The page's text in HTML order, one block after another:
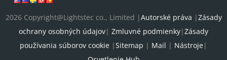
2026 Copyright@Lightstec co., Limited |Autorské práva |Zásady
ochrany osobných údajov| Zmluvné podmienky|Zásady
používania súborov cookie |Sitemap | Mail | Nástroje|